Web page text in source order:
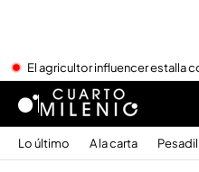
El agricultor influencer estalla
Lo último A la carta